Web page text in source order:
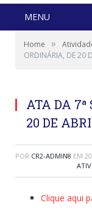
MENU
Home »
ORDINÁRIA, DE 20
ATA DA 7ª
20 DE
POR CR2-ADMIN8 EM
Clique aqui